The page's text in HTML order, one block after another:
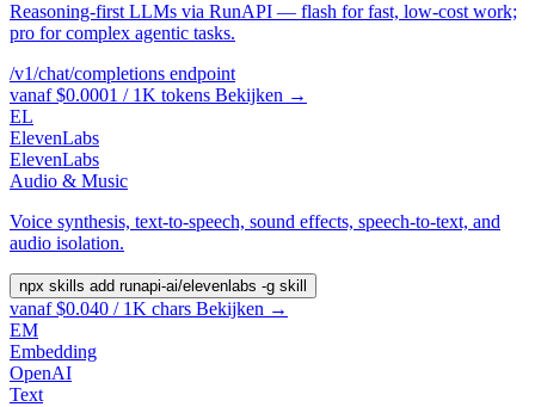
Reasoning-first LLMs via RunAPI — flash for fast, low-cost work;
pro for complex agentic tasks.
/v1/chat/completions endpoint
vanaf $0.0001 / 1K tokens Bekijken →
EL
ElevenLabs
ElevenLabs
Audio & Music
Voice synthesis, text-to-speech, sound effects, speech-to-text, and
audio isolation.
npx skills add runapi-ai/elevenlabs -g skill
vanaf $0.040 / 1K chars Bekijken →
EM
Embedding
OpenAI
Text